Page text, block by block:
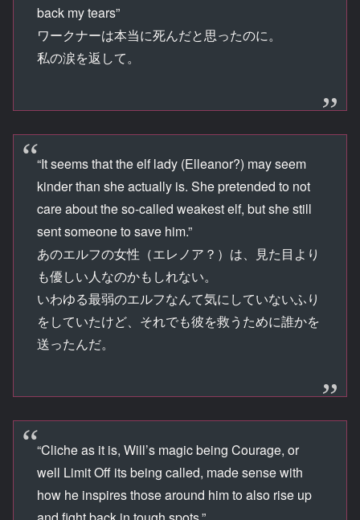
back my tears”
ワークナーは本当に死んだと思ったのに。
私の涙を返して。
“It seems that the elf lady (Elleanor?) may seem
kinder than she actually is. She pretended to not
care about the so-called weakest elf, but she still
sent someone to save him.”
あのエルフの女性（エレノア？）は、見た目より
も優しい人なのかもしれない。
いわゆる最弱のエルフなんて気にしていないふり
をしていたけど、それでも彼を救うために誰かを
送ったんだ。
“Cliche as it is, Will’s magic being Courage, or
well Limit Off its being called, made sense with
how he inspires those around him to also rise up